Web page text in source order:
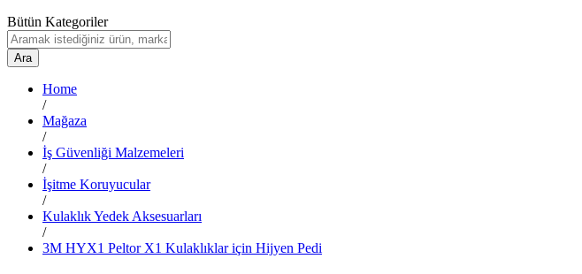
Bütün Kategoriler
Ara
Home
/
Mağaza
/
İş Güvenliği Malzemeleri
/
İşitme Koruyucular
/
Kulaklık Yedek Aksesuarları
/
3M HYX1 Peltor X1 Kulaklıklar için Hijyen Pedi